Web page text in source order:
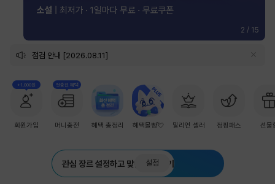
2 / 15
점검 안내 [2026.08.11]
+1,000원
회원가입
첫충전 혜택
머니충전 혜택 총정리 혜택몰빵💘 밀리언 셀러 점핑패스 선물
관심 장르 설정하고 맞춤 추천 받기
설정